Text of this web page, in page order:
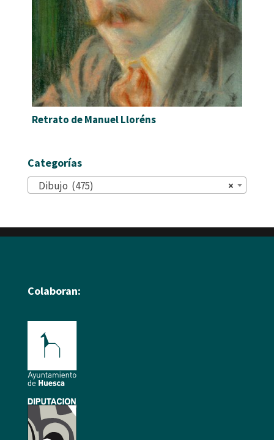
Retrato de Manuel Lloréns
Categorías
×
Dibujo (475)
Colaboran: